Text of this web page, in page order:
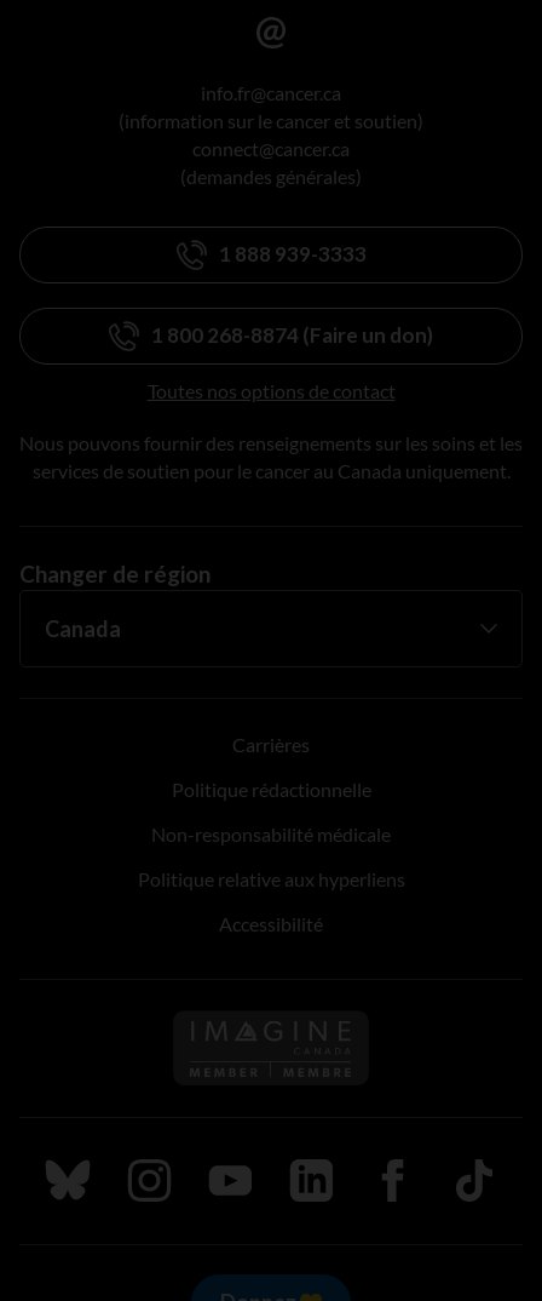
info.fr@cancer.ca
(information sur le cancer et soutien)
connect@cancer.ca
(demandes générales)
1 888 939-3333
1 800 268-8874 (Faire un don)
Toutes nos options de contact
Nous pouvons fournir des renseignements sur les soins et les
services de soutien pour le cancer au Canada uniquement.
Changer de région
Carrières
Politique rédactionnelle
Non-responsabilité médicale
Politique relative aux hyperliens
Accessibilité
Suivez nous sur Bluesky
Suivez nous sur Instagram
Suivez nous sur Youtube
Suivez nous sur LinkedIn
Suivez nous sur
TikTok